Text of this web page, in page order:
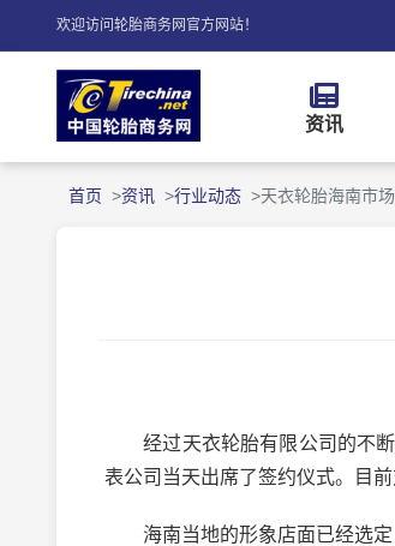
欢迎访问轮胎商务网官方网站！
资讯
首页 资讯 行业动态 天衣轮胎海南市
经过天衣轮胎有限公司的不断
表公司当天出席了签约仪式。目
海南当地的形象店面已经选定